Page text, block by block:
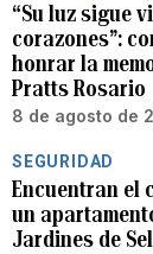
“Su luz sigue
corazones”:
honrar la
Pratts Rosario
8 de agosto de
SEGURIDAD
Encuentran el
un
Jardines de